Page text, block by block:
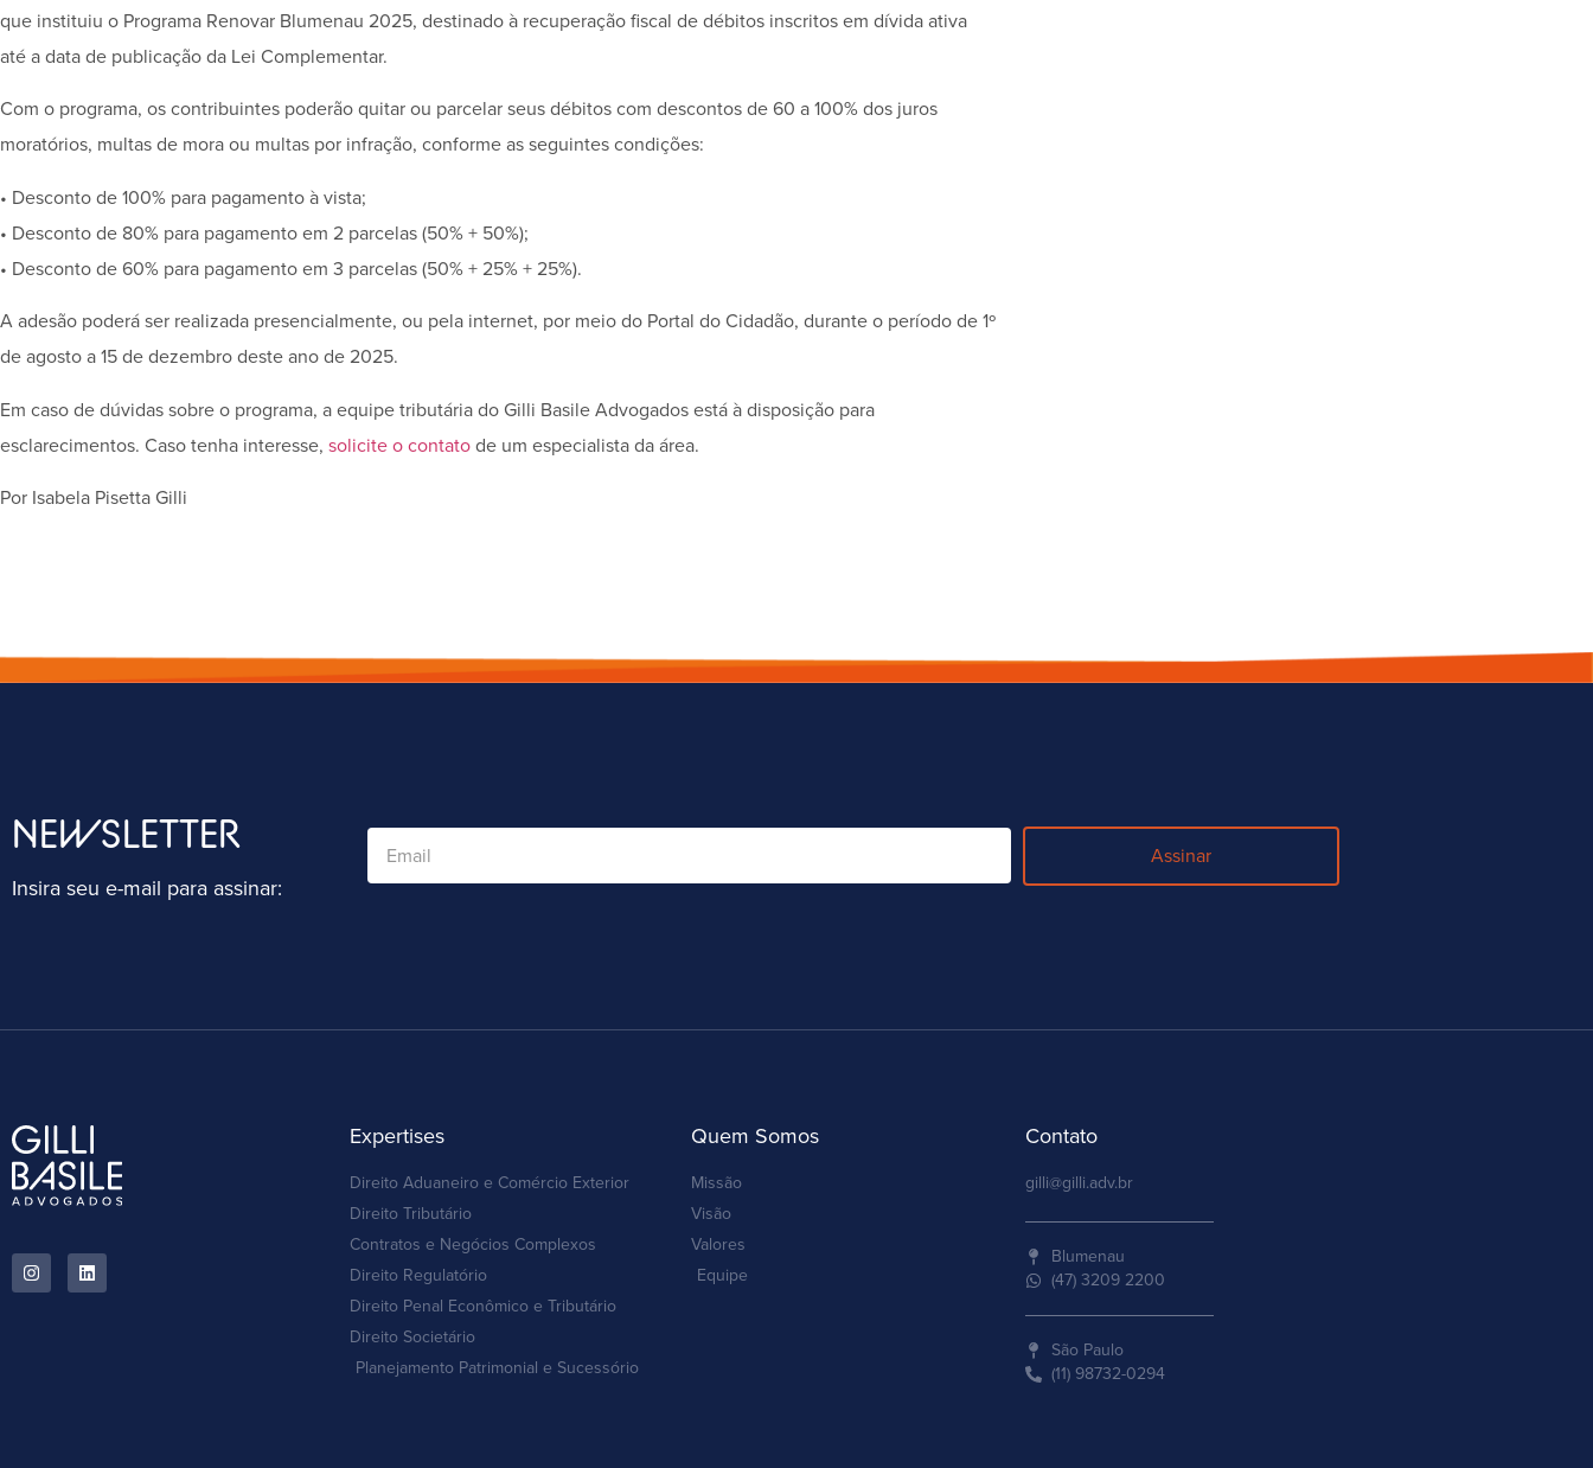
que instituiu o Programa Renovar Blumenau 2025, destinado à recuperação fiscal de débitos inscritos em dívida ativa
até a data de publicação da Lei Complementar.
Com o programa, os contribuintes poderão quitar ou parcelar seus débitos com descontos de 60 a 100% dos juros
moratórios, multas de mora ou multas por infração, conforme as seguintes condições:
• Desconto de 100% para pagamento à vista;
• Desconto de 80% para pagamento em 2 parcelas (50% + 50%);
• Desconto de 60% para pagamento em 3 parcelas (50% + 25% + 25%).
A adesão poderá ser realizada presencialmente, ou pela internet, por meio do Portal do Cidadão, durante o período de 1º
de agosto a 15 de dezembro deste ano de 2025.
Em caso de dúvidas sobre o programa, a equipe tributária do Gilli Basile Advogados está à disposição para
esclarecimentos. Caso tenha interesse, solicite o contato de um especialista da área.
Por Isabela Pisetta Gilli
NEWSLETTER
Insira seu e-mail para assinar:
Assinar
Expertises
Direito Aduaneiro e Comércio Exterior
Direito Tributário
Contratos e Negócios Complexos
Direito Regulatório
Direito Penal Econômico e Tributário
Direito Societário
Planejamento Patrimonial e Sucessório
Quem Somos
Missão
Visão
Valores
Equipe
Contato
gilli@gilli.adv.br
Blumenau
(47) 3209 2200
São Paulo
(11) 98732-0294